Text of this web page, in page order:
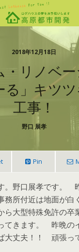
2018年12月18日
・リノベ
」キツ
工事！
野口 展孝
Pin
。野口展孝です。
務所付近は地面が白
大型特殊免許の卒
てきます。 昨晩の
大丈夫！！ 頑張っ